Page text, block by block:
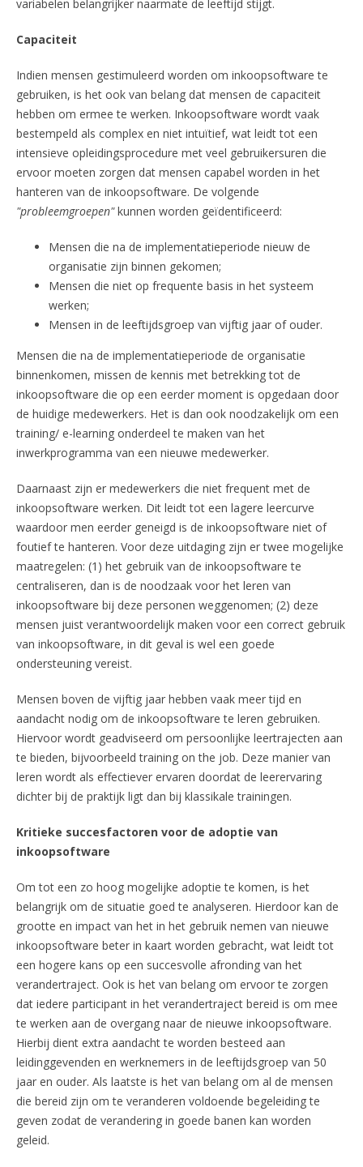
variabelen belangrijker naarmate de leeftijd stijgt.
Capaciteit
Indien mensen gestimuleerd worden om inkoopsoftware te
gebruiken, is het ook van belang dat mensen de capaciteit
hebben om ermee te werken. Inkoopsoftware wordt vaak
bestempeld als complex en niet intuïtief, wat leidt tot een
intensieve opleidingsprocedure met veel gebruikersuren die
ervoor moeten zorgen dat mensen capabel worden in het
hanteren van de inkoopsoftware. De volgende
"probleemgroepen"kunnen worden geïdentificeerd:
Mensen die na de implementatieperiode nieuw de
organisatie zijn binnen gekomen;
Mensen die niet op frequente basis in het systeem
werken;
Mensen in de leeftijdsgroep van vijftig jaar of ouder.
Mensen die na de implementatieperiode de organisatie
binnenkomen, missen de kennis met betrekking tot de
inkoopsoftware die op een eerder moment is opgedaan door
de huidige medewerkers. Het is dan ook noodzakelijk om een
training/ e-learning onderdeel te maken van het
inwerkprogramma van een nieuwe medewerker.
Daarnaast zijn er medewerkers die niet frequent met de
inkoopsoftware werken. Dit leidt tot een lagere leercurve
waardoor men eerder geneigd is de inkoopsoftware niet of
foutief te hanteren. Voor deze uitdaging zijn er twee mogelijke
maatregelen: (1) het gebruik van de inkoopsoftware te
centraliseren, dan is de noodzaak voor het leren van
inkoopsoftware bij deze personen weggenomen; (2) deze
mensen juist verantwoordelijk maken voor een correct gebruik
van inkoopsoftware, in dit geval is wel een goede
ondersteuning vereist.
Mensen boven de vijftig jaar hebben vaak meer tijd en
aandacht nodig om de inkoopsoftware te leren gebruiken.
Hiervoor wordt geadviseerd om persoonlijke leertrajecten aan
te bieden, bijvoorbeeld training on the job. Deze manier van
leren wordt als effectiever ervaren doordat de leerervaring
dichter bij de praktijk ligt dan bij klassikale trainingen.
Kritieke succesfactoren voor de adoptie van
inkoopsoftware
Om tot een zo hoog mogelijke adoptie te komen, is het
belangrijk om de situatie goed te analyseren. Hierdoor kan de
grootte en impact van het in het gebruik nemen van nieuwe
inkoopsoftware beter in kaart worden gebracht, wat leidt tot
een hogere kans op een succesvolle afronding van het
verandertraject. Ook is het van belang om ervoor te zorgen
dat iedere participant in het verandertraject bereid is om mee
te werken aan de overgang naar de nieuwe inkoopsoftware.
Hierbij dient extra aandacht te worden besteed aan
leidinggevenden en werknemers in de leeftijdsgroep van 50
jaar en ouder. Als laatste is het van belang om al de mensen
die bereid zijn om te veranderen voldoende begeleiding te
geven zodat de verandering in goede banen kan worden
geleid.